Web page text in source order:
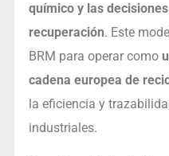
químico y las
recuperación. Este
BRM para operar como
cadena europea de
la eficiencia y
industriales.